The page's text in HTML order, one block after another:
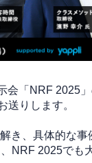
会「NRF 2025
送りします。
、具体的な
NRF 2025で